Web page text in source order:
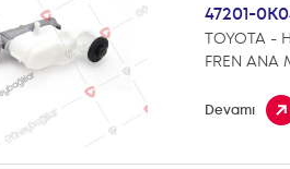
47201-
TOYOTA -
FREN ANA
Devamı